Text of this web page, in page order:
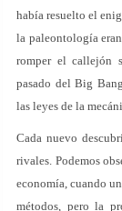
había resuelto el
la paleontología
romper el callejón
pasado del Big
las leyes de la
Cada nuevo
rivales. Podemos
economía, cuando
métodos, pero la